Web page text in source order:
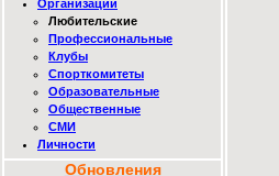
Организации
Любительские
Профессиональные
Клубы
Спорткомитеты
Образовательные
Общественные
СМИ
Личности
Обновления